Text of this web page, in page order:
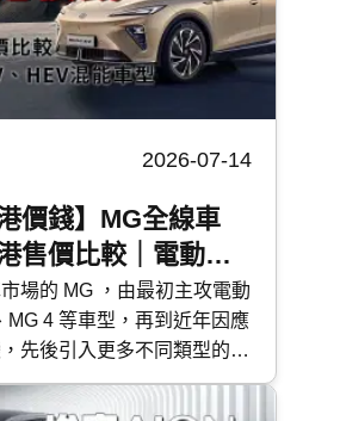
2026-07-14
價錢】MG全線車
售價比較｜電動
混能車型
場的 MG ，由最初主攻電動
MG 4 等車型，再到近年因應
先後引入更多不同類型的車
有 PHEV 混能車型 MG S9
ZS HEV 、 MG 3 Hybrid+